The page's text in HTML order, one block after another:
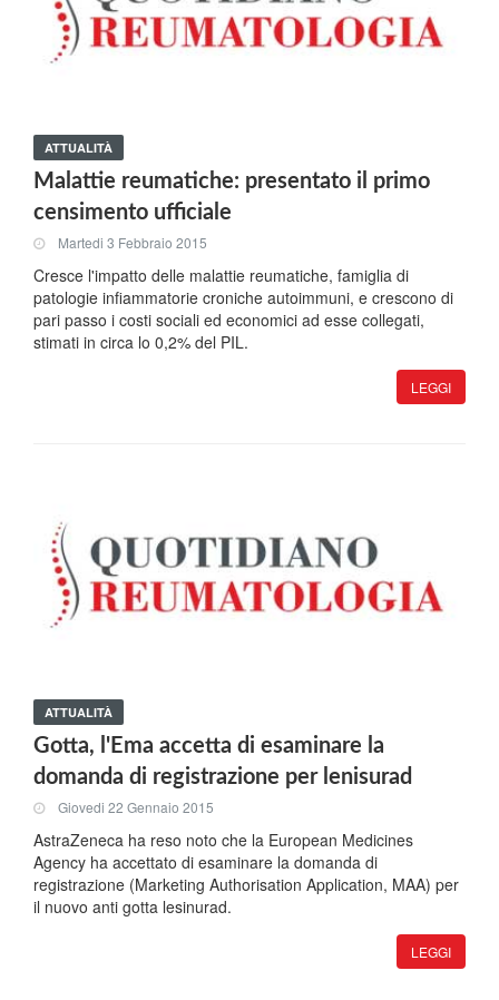
ATTUALITÀ
Malattie reumatiche: presentato il primo
censimento ufficiale
Martedi 3 Febbraio 2015
Cresce l'impatto delle malattie reumatiche, famiglia di
patologie infiammatorie croniche autoimmuni, e crescono di
pari passo i costi sociali ed economici ad esse collegati,
stimati in circa lo 0,2% del PIL.
LEGGI
ATTUALITÀ
Gotta, l'Ema accetta di esaminare la
domanda di registrazione per lenisurad
Giovedi 22 Gennaio 2015
AstraZeneca ha reso noto che la European Medicines
Agency ha accettato di esaminare la domanda di
registrazione (Marketing Authorisation Application, MAA) per
il nuovo anti gotta lesinurad.
LEGGI